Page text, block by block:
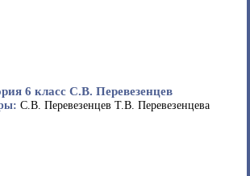
6 класс С.В. Перевезенцев
С.В. Перевезенцев Т.В. Перевезенцева